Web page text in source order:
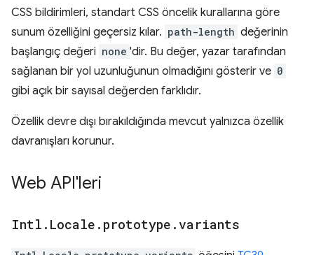
CSS bildirimleri, standart CSS öncelik kurallarına göre
sunum özelliğini geçersiz kılar. path-length değerinin
başlangıç değeri none 'dir. Bu değer, yazar tarafından
sağlanan bir yol uzunluğunun olmadığını gösterir ve 0
gibi açık bir sayısal değerden farklıdır.
Özellik devre dışı bırakıldığında mevcut yalnızca özellik
davranışları korunur.
Web API'leri
Intl . Locale . prototype . variants